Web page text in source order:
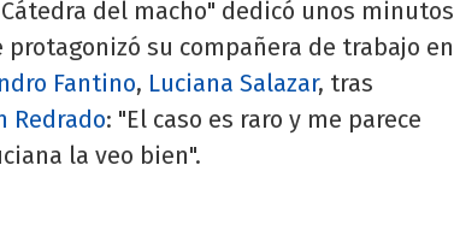
del macho" dedicó unos minutos
su compañera de trabajo en
Fantino, Luciana Salazar, tras
Redrado: "El caso es raro y me parece
la veo bien".